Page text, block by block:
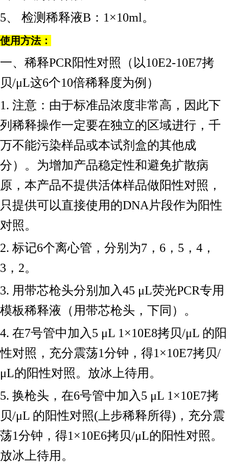
5、 检测稀释液B：1×10ml。
使用方法：
一、稀释PCR阳性对照（以10E2-10E7拷
贝/μL这6个10倍稀释度为例）
1. 注意：由于标准品浓度非常高，因此下
列稀释操作一定要在独立的区域进行，千
万不能污染样品或本试剂盒的其他成
分）。为增加产品稳定性和避免扩散病
原，本产品不提供活体样品做阳性对照，
只提供可以直接使用的DNA片段作为阳性
对照。
2. 标记6个离心管，分别为7，6，5，4，
3，2。
3. 用带芯枪头分别加入45 μL荧光PCR专用
模板稀释液（用带芯枪头，下同）。
4. 在7号管中加入5 μL 1×10E8拷贝/μL 的阳
性对照，充分震荡1分钟，得1×10E7拷贝/
μL的阳性对照。放冰上待用。
5. 换枪头，在6号管中加入5 μL 1×10E7拷
贝/μL 的阳性对照(上步稀释所得)，充分震
荡1分钟，得1×10E6拷贝/μL的阳性对照。
放冰上待用。